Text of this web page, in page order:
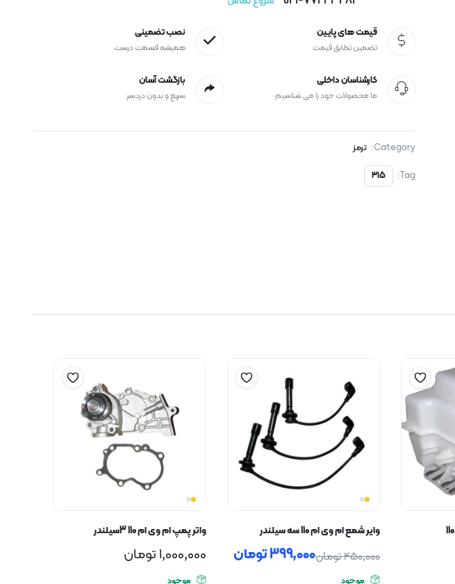
قیمت های پایین
تضمین تطابق قیمت
نصب تضمینی
همیشه قسمت درست
کارشناسان داخلی
ما محصولات خود را می شناسیم
بازگشت آسان
سریع و بدون دردسر
Category: ترمز
Tag:
315
وایر شمع ام وی ام 110 سه سیلندر
450,000تومان399,000تومان
موجود
واتر پمپ ام وی ام 110 3سیلندر
1,000,000 تومان
موجود